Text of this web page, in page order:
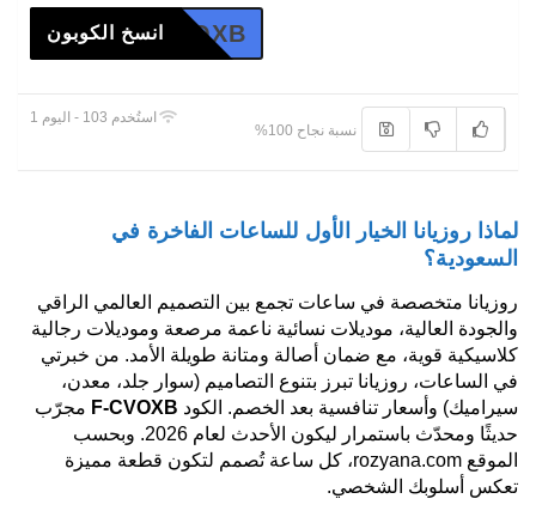
F-CVOXBانسخ الكوبون
استُخدم 103 - اليوم 1
نسبة نجاح 100%
لماذا روزيانا الخيار الأول للساعات الفاخرة في
السعودية؟
روزيانا متخصصة في ساعات تجمع بين التصميم العالمي الراقي
والجودة العالية، موديلات نسائية ناعمة مرصعة وموديلات رجالية
كلاسيكية قوية، مع ضمان أصالة ومتانة طويلة الأمد. من خبرتي
في الساعات، روزيانا تبرز بتنوع التصاميم (سوار جلد، معدن،
سيراميك) وأسعار تنافسية بعد الخصم. الكود F-CVOXB مجرّب
حديثًا ومحدّث باستمرار ليكون الأحدث لعام 2026. وبحسب
الموقع rozyana.com، كل ساعة تُصمم لتكون قطعة مميزة
تعكس أسلوبك الشخصي.